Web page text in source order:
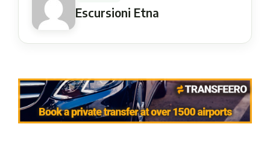
Escursioni Etna